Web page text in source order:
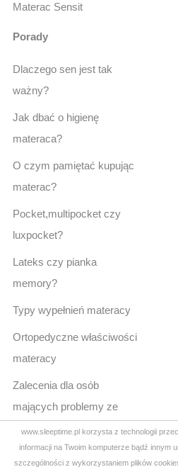
www.sleeptime.pl korzysta z technologii
informacji na Twoim komputerze bądź innym
szczególności z wykorzystaniem plików
Materac Sensit
Porady
Dlaczego sen jest tak
ważny?
Jak dbać o higienę
materaca?
O czym pamiętać kupując
materac?
Pocket,multipocket czy
luxpocket?
Lateks czy pianka
memory?
Typy wypełnień materacy
Ortopedyczne właściwości
materacy
Zalecenia dla osób
mających problemy ze
snem
Pytania i odpowiedzi